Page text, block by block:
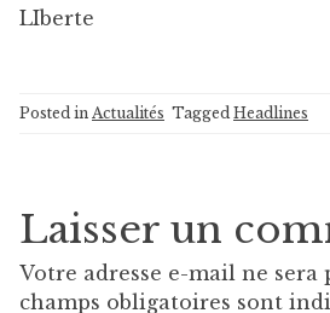
LIberte
Posted in Actualités Tagged Headlines
Laisser un
Votre adresse e-mail ne sera
champs obligatoires sont